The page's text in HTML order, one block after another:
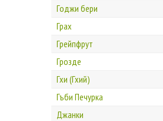
Годжи бери
Грах
Грейпфрут
Грозде
Гхи (Гхий)
Гъби Печурка
Джанки